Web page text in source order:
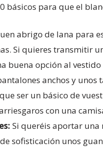
básicos para que el
abrigo de lana para
Si quieres transmitir
buena opción al
anchos y unos
ser un básico de
con una
Si queréis aportar una
sofisticación unos